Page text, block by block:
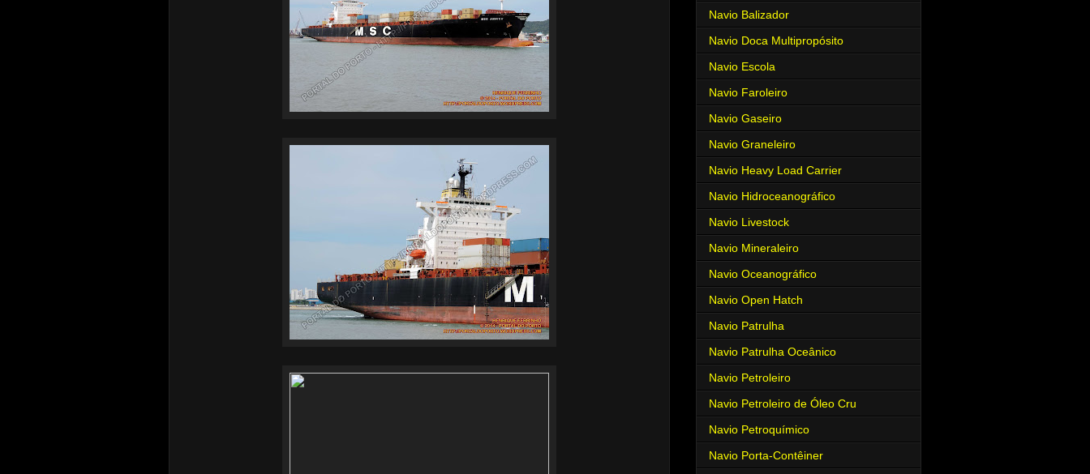
Navio Balizador
Navio Doca Multipropósito
Navio Escola
Navio Faroleiro
Navio Gaseiro
Navio Graneleiro
Navio Heavy Load Carrier
Navio Hidroceanográfico
Navio Livestock
Navio Mineraleiro
Navio Oceanográfico
Navio Open Hatch
Navio Patrulha
Navio Patrulha Oceânico
Navio Petroleiro
Navio Petroleiro de Óleo Cru
Navio Petroquímico
Navio Porta-Contêiner